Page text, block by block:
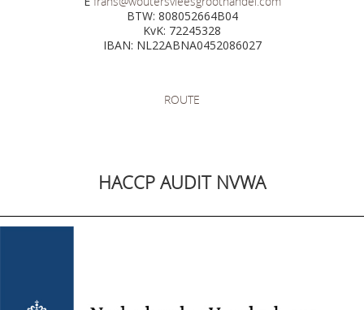
BTW: 808052664B04
KvK: 72245328
IBAN: NL22ABNA0452086027
ROUTE
HACCP AUDIT NVWA